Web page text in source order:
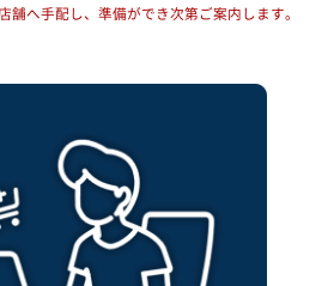
舗へ手配し、準備ができ次第ご案内します。